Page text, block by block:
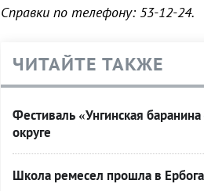
Справки по телефону: 53-12-24.
ЧИТАЙТЕ ТАКЖЕ
Фестиваль «Унгинская
округе
Школа ремесел прошла в